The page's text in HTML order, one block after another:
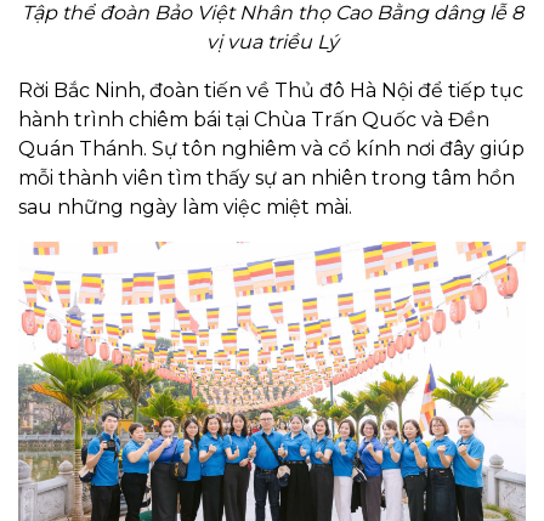
Tập thể đoàn Bảo Việt Nhân thọ Cao Bằng dâng lễ 8
vị vua triều Lý
Rời Bắc Ninh, đoàn tiến về Thủ đô Hà Nội để tiếp tục
hành trình chiêm bái tại Chùa Trấn Quốc và Đền
Quán Thánh. Sự tôn nghiêm và cổ kính nơi đây giúp
mỗi thành viên tìm thấy sự an nhiên trong tâm hồn
sau những ngày làm việc miệt mài.